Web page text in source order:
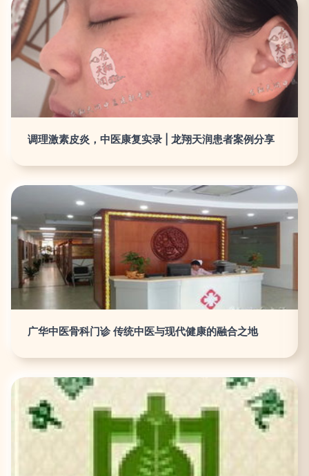
调理激素皮炎，中医康复实录 | 龙翔天润患者案例分享
广华中医骨科门诊 传统中医与现代健康的融合之地